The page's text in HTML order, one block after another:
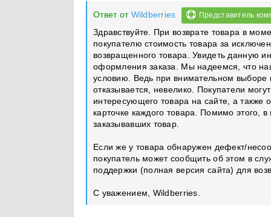
Ответ от Wildberries Представитель
Здравствуйте. При возврате товара в
покупателю стоимость товара за
возвращенного товара. Увидеть данную
оформления заказа. Мы надеемся, что
условию. Ведь при внимательном выборе
отказывается, невелико. Покупатели
интересующего товара на сайте, а также
карточке каждого товара. Помимо этого,
заказывавших товар.
Если же у товара обнаружен дефект/
покупатель может сообщить об этом в
поддержки (полная версия сайта) для
С уважением, Wildberries.